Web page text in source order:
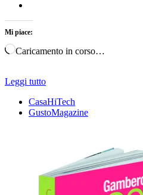
Mi piace:
Caricamento in corso…
Leggi tutto
CasaHiTech
GustoMagazine